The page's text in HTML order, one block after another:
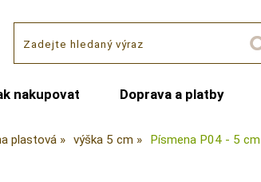
nakupovat Doprava a platby
plastová výška 5 cm Písmena P04 - 5 cm